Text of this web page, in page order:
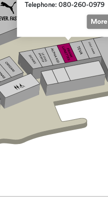
Telephone: 080-260-0979
More